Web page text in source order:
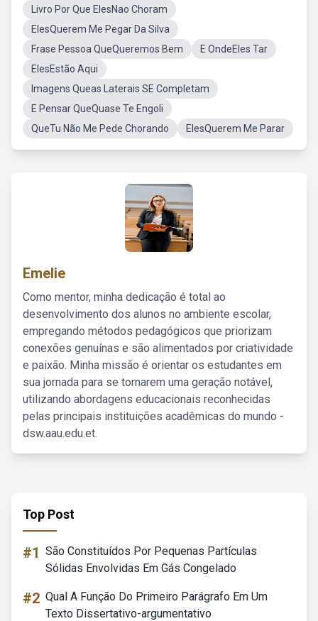
Livro Por Que ElesNao Choram
ElesQuerem Me Pegar Da Silva
Frase Pessoa QueQueremos Bem
E OndeEles Tar
ElesEstão Aqui
Imagens Queas Laterais SE Completam
E Pensar QueQuase Te Engoli
QueTu Não Me Pede Chorando
ElesQuerem Me Parar
Emelie
Como mentor, minha dedicação é total ao
desenvolvimento dos alunos no ambiente escolar,
empregando métodos pedagógicos que priorizam
conexões genuínas e são alimentados por criatividade
e paixão. Minha missão é orientar os estudantes em
sua jornada para se tornarem uma geração notável,
utilizando abordagens educacionais reconhecidas
pelas principais instituições acadêmicas do mundo -
dsw.aau.edu.et.
Top Post
#1 São Constituídos Por Pequenas Partículas
Sólidas Envolvidas Em Gás Congelado
#2 Qual A Função Do Primeiro Parágrafo Em Um
Texto Dissertativo-argumentativo